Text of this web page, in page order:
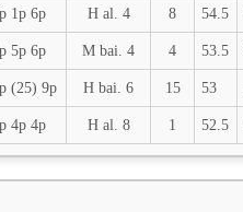
1p 6p H al. 4 8 54.5
5p 6p M bai. 4 4 53.5
(25) 9p H bai. 6 15 53
4p 4p H al. 8 1 52.5